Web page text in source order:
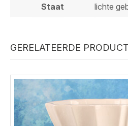
Staat lichte
GERELATEERDE